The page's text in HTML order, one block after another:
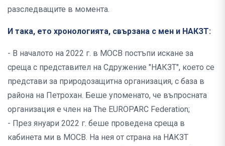
разследващите в момента.
И така, ето хронологията, свързана с мен и НАКЗТ:
- В началото на 2022 г. в МОСВ постъпи искане за
среща с представител на Сдружение "НАКЗТ", което се
представи за природозащитна организация, с база в
района на Петрохан. Беше упоменато, че въпросната
организация е член на The EUROPARC Federation;
- През януари 2022 г. беше проведена среща в
кабинета ми в МОСВ. На нея от страна на НАКЗТ